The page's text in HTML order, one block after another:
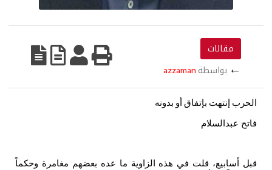
مقالات
← بواسطة azzaman
الحرب إنتهت بإتفاق أو بدونه
فاتح عبدالسلام
قبل أسابيع، قلت في هذه الزاوية ما عده بعضهم مغامرة وحكماً